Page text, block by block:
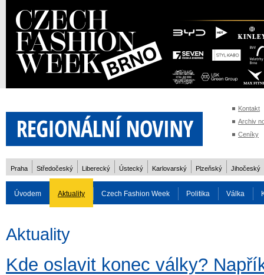
Kontakt
Archiv
Ceníky
Praha Středočeský Liberecký Ústecký Karlovarský Plzeňský Jihočeský
Úvodem Aktuality Czech Fashion Week Politika Válka
Aktuality
Kde oslavit konec války?